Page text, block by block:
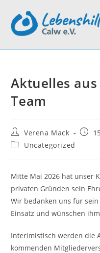
Inhalt
springen
Aktuelles
Team
Beitrags-
Autor:
Verena Mack
Beitrags-
Uncategorized
Mitte Mai 2026 hat unser
privaten Gründen sein
Wir bedanken uns für
Einsatz und wünschen
Interimistisch werden die
kommenden